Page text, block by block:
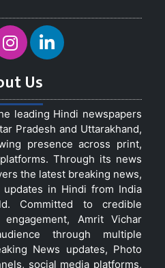
Us
leading Hindi newspapers
Pradesh and Uttarakhand,
presence across print,
Through its news
the latest breaking news,
in Hindi from India
Committed to credible
Amrit Vichar
through multiple
News updates, Photo
social media platforms,